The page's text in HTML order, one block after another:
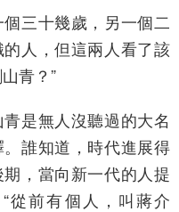
三十幾歲，另一個二
人，但這兩人看了該
青？”
是無人沒聽過的大名
誰知道，時代進展得
，當向新一代的人提
從前有個人，叫蔣介